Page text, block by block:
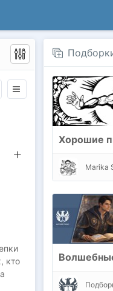
кто
Marika